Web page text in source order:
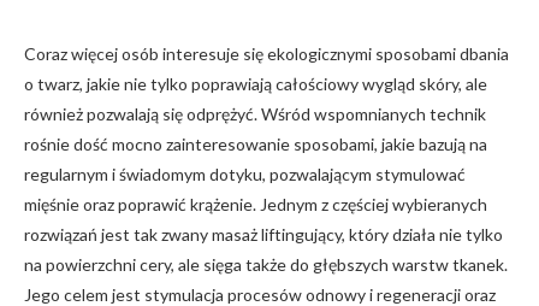
Coraz więcej osób interesuje się ekologicznymi sposobami dbania
o twarz, jakie nie tylko poprawiają całościowy wygląd skóry, ale
również pozwalają się odprężyć. Wśród wspomnianych technik
rośnie dość mocno zainteresowanie sposobami, jakie bazują na
regularnym i świadomym dotyku, pozwalającym stymulować
mięśnie oraz poprawić krążenie. Jednym z częściej wybieranych
rozwiązań jest tak zwany masaż liftingujący, który działa nie tylko
na powierzchni cery, ale sięga także do głębszych warstw tkanek.
Jego celem jest stymulacja procesów odnowy i regeneracji oraz